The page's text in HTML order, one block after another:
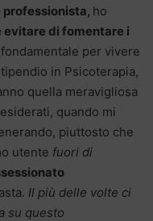
professionista, ho
evitare di fomentare i
per vivere
in Psicoterapia,
quella meravigliosa
quando mi
piuttosto che
utente fuori di
Il più delle volte ci
su questo